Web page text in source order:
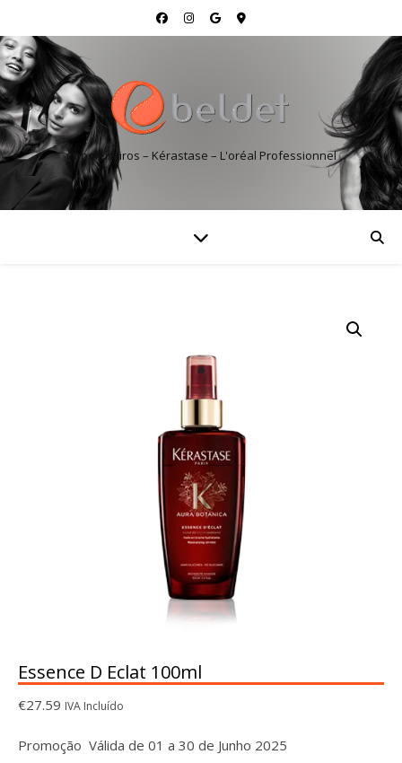
Cabeleireiros – Kérastase – L'oréal Professionnel
Essence D Eclat 100ml
€27.59 IVA Incluído
Promoção Válida de 01 a 30 de Junho 2025